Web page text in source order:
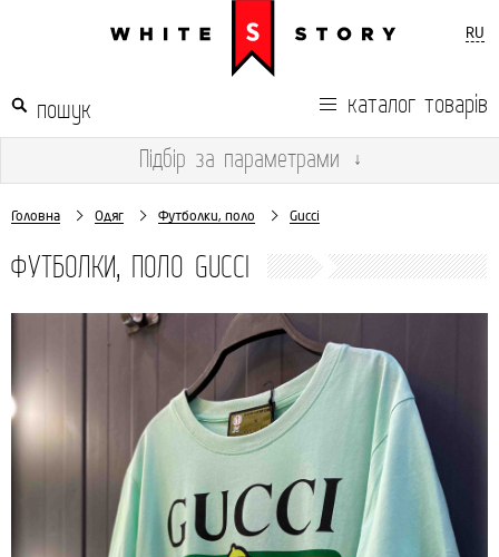
RU
каталог товарів
Підбір за параметрами ↓
Головна Одяг Футболки, поло Gucci
ФУТБОЛКИ, ПОЛО GUCCI